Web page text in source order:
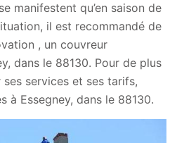
manifestent qu’en saison de
il est recommandé de
, un couvreur
dans le 88130. Pour de plus
services et ses tarifs,
à Essegney, dans le 88130.